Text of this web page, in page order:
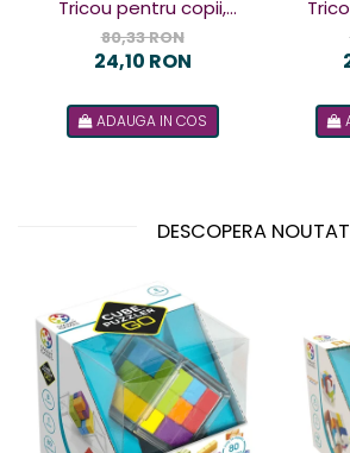
Tricou pentru copii,
design Terorist
80,33 RON
24,10 RON
ADAUGA IN COS
DESCOPERA